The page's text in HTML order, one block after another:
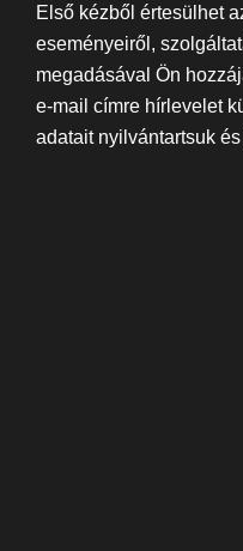
Első kézből értesülhet
eseményeiről,
megadásával Ön
e-mail címre hírlevelet
adatait nyilvántartsuk